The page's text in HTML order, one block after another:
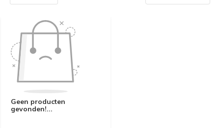
Geen producten
gevonden!...